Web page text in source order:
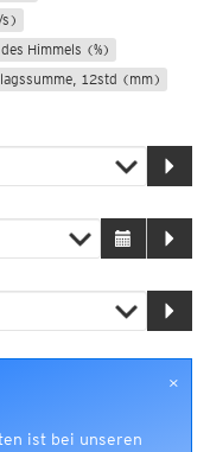
s)
Himmels (%)
12std (mm)
×
ist bei unseren